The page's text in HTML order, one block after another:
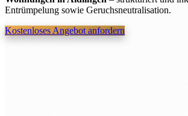
Entrümpelung sowie Geruchsneutralisation.
Kostenloses Angebot anfordern